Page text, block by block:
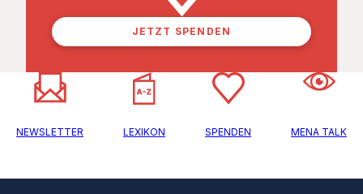
JETZT SPENDEN
NEWSLETTER LEXIKON SPENDEN MENA TALK